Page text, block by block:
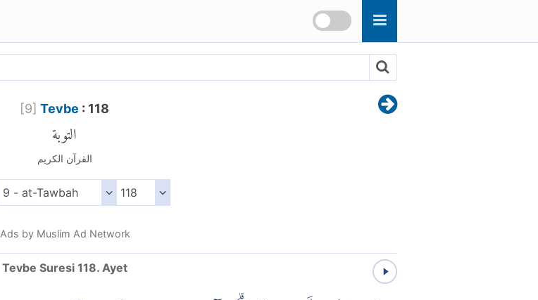
[9] Tevbe : 118
التوبة
القرآن الكريم
Ads by Muslim Ad Network
Tevbe Suresi 118. Ayet